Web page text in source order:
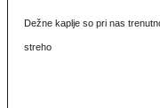
Dežne kaplje so pri nas
streho